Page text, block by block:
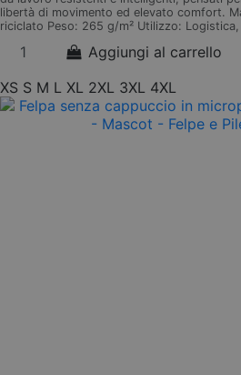
libertà di movimento ed elevato comfort.
riciclato Peso: 265 g/m² Utilizzo:
Aggiungi al carrello
XS S M L XL 2XL 3XL 4XL